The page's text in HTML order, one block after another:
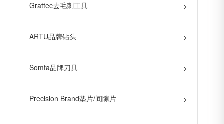
Grattec去毛刺工具 >
ARTU品牌钻头 >
Somta品牌刀具 >
Precision Brand垫片/间隙片 >